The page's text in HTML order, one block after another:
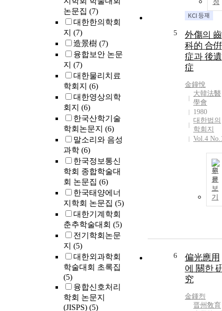
논문집 (7)
대한한의학회
지 (7)
造景樹 (7)
융합보안 논문
지 (7)
대한물리치료
학회지 (6)
대한영상의학
회지 (6)
한국산학기술
학회논문지 (6)
말소리와 음성
과학 (6)
한국정보통신
학회 종합학술대
회 논문집 (6)
한국태양에너
지학회 논문집 (5)
대한기계학회
춘추학술대회 (5)
전기학회논문
지 (5)
대한외과학회
학술대회 초록집
(5)
융합신호처리
학회 논문지
(JISPS) (5)
청
5
外傷의 齒
科的 合倂
症과 後遺
症
金鐘悅
大韓法醫
學會
1980
대한법의
학회지
Vol.4
원
문
보
기
6
偏光應用
에 關한
究
金鍾烈
晋州敎育